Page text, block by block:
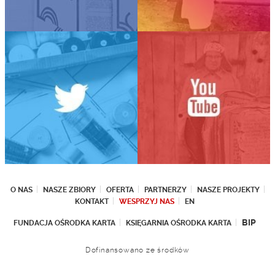
O NAS NASZE ZBIORY OFERTA PARTNERZY
NASZE PROJEKTY
KONTAKT
WESPRZYJ NAS EN
FUNDACJA OŚRODKA KARTA KSIĘGARNIA OŚRODKA KARTA BIP
Dofinansowano ze środków